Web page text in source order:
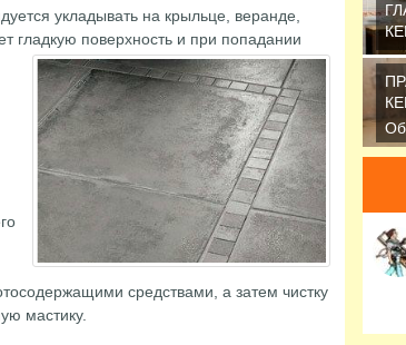
укладывать на крыльце, веранде,
гладкую поверхность и при попадании
средствами, а затем чистку
мастику.